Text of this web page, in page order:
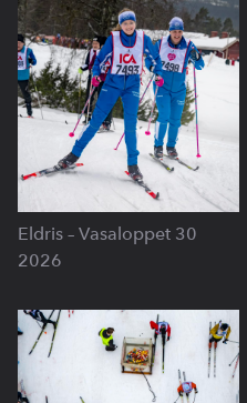
Eldris – Vasaloppet 30
2026